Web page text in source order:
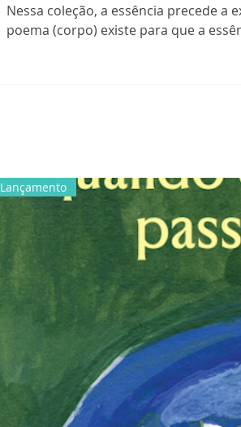
Nessa coleção, a essência precede a
poema (corpo) existe para que a
Lançamento